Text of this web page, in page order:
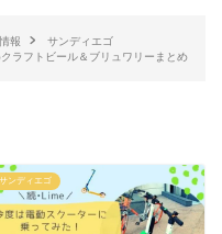
報
サンディエゴ
ラフトビール＆ブリュワリーまとめ
サンディエゴ